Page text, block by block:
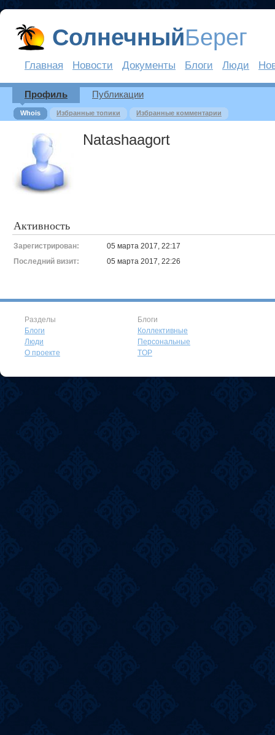
СолнечныйБерег
Главная Новости Документы Блоги Люди
Профиль
Whois Избранные топики Избранные комментарии
Публикации
Natashaagort
Активность
Зарегистрирован:
05 марта 2017, 22:17
Последний визит:
05 марта 2017, 22:26
Разделы
Блоги
Люди
О проекте
Блоги
Коллективные
Персональные
TOP